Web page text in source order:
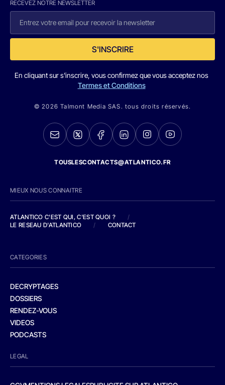
RECEVEZ NOTRE NEWSLETTER
S'INSCRIRE
En cliquant sur s'inscrire, vous confirmez que vous acceptez nos
Termes et Conditions
© 2026 Talmont Media SAS. tous droits réservés.
TOUSLESCONTACTS@ATLANTICO.FR
MIEUX NOUS CONNAITRE
ATLANTICO C'EST QUI, C'EST QUOI ?
/
LE RESEAU D'ATLANTICO
/ CONTACT
CATEGORIES
DECRYPTAGES
DOSSIERS
RENDEZ-VOUS
VIDEOS
PODCASTS
LEGAL